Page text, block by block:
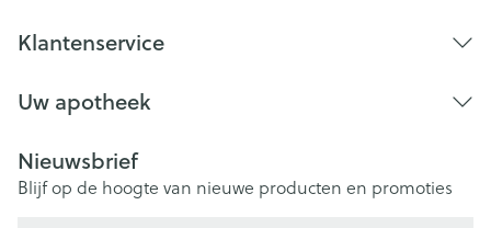
Klantenservice
Uw apotheek
Nieuwsbrief
Blijf op de hoogte van nieuwe producten en promoties